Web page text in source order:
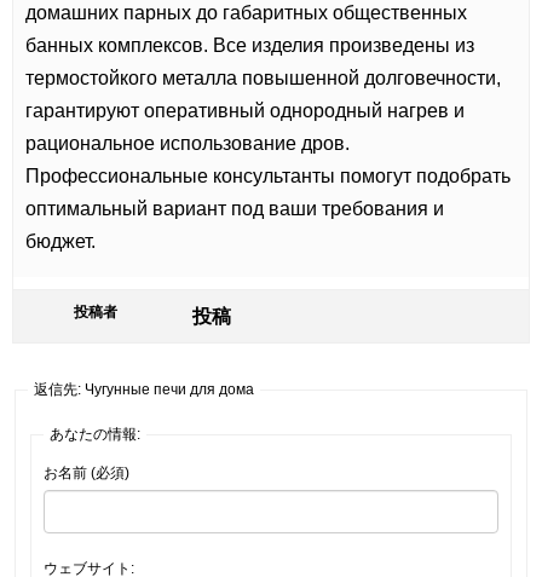
домашних парных до габаритных общественных
банных комплексов. Все изделия произведены из
термостойкого металла повышенной долговечности,
гарантируют оперативный однородный нагрев и
рациональное использование дров.
Профессиональные консультанты помогут подобрать
оптимальный вариант под ваши требования и
бюджет.
投稿者 投稿
返信先: Чугунные печи для дома
あなたの情報:
お名前 (必須)
ウェブサイト: